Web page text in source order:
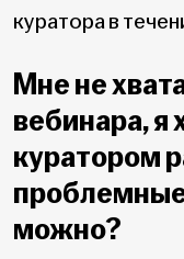
куратора в
Мне не
вебинара, я
куратором
можно?